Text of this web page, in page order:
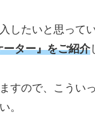
したいと思って
ター』をご紹介
すので、こうい
。